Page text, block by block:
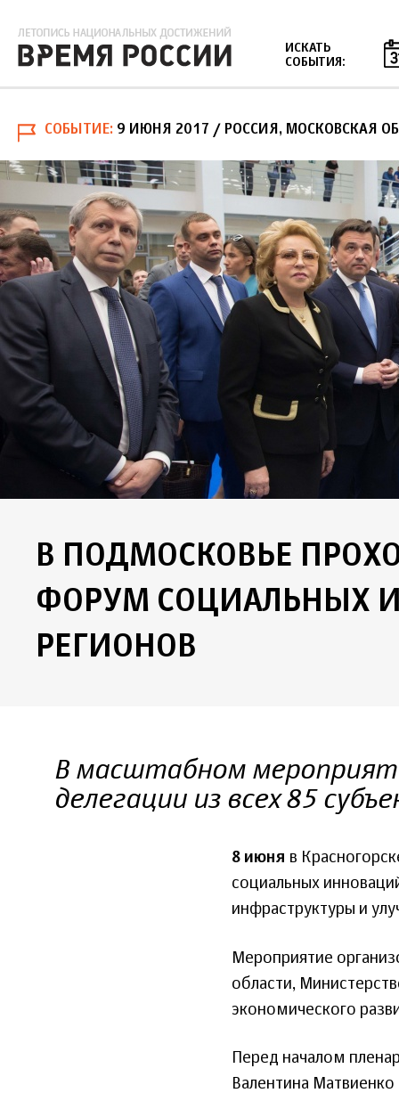
ИСКАТЬ
СОБЫТИЯ:
СОБЫТИЕ 9 ИЮНЯ 2017 / РОССИЯ, МОСКОВСКАЯ
В ПОДМОСКОВЬЕ
ФОРУМ СОЦИАЛЬНЫХ
РЕГИОНОВ
В масштабном
делегации из всех 85
8 июня в
социальных
инфраструктуры и
Мероприятие
области,
экономического
Перед началом
Валентина